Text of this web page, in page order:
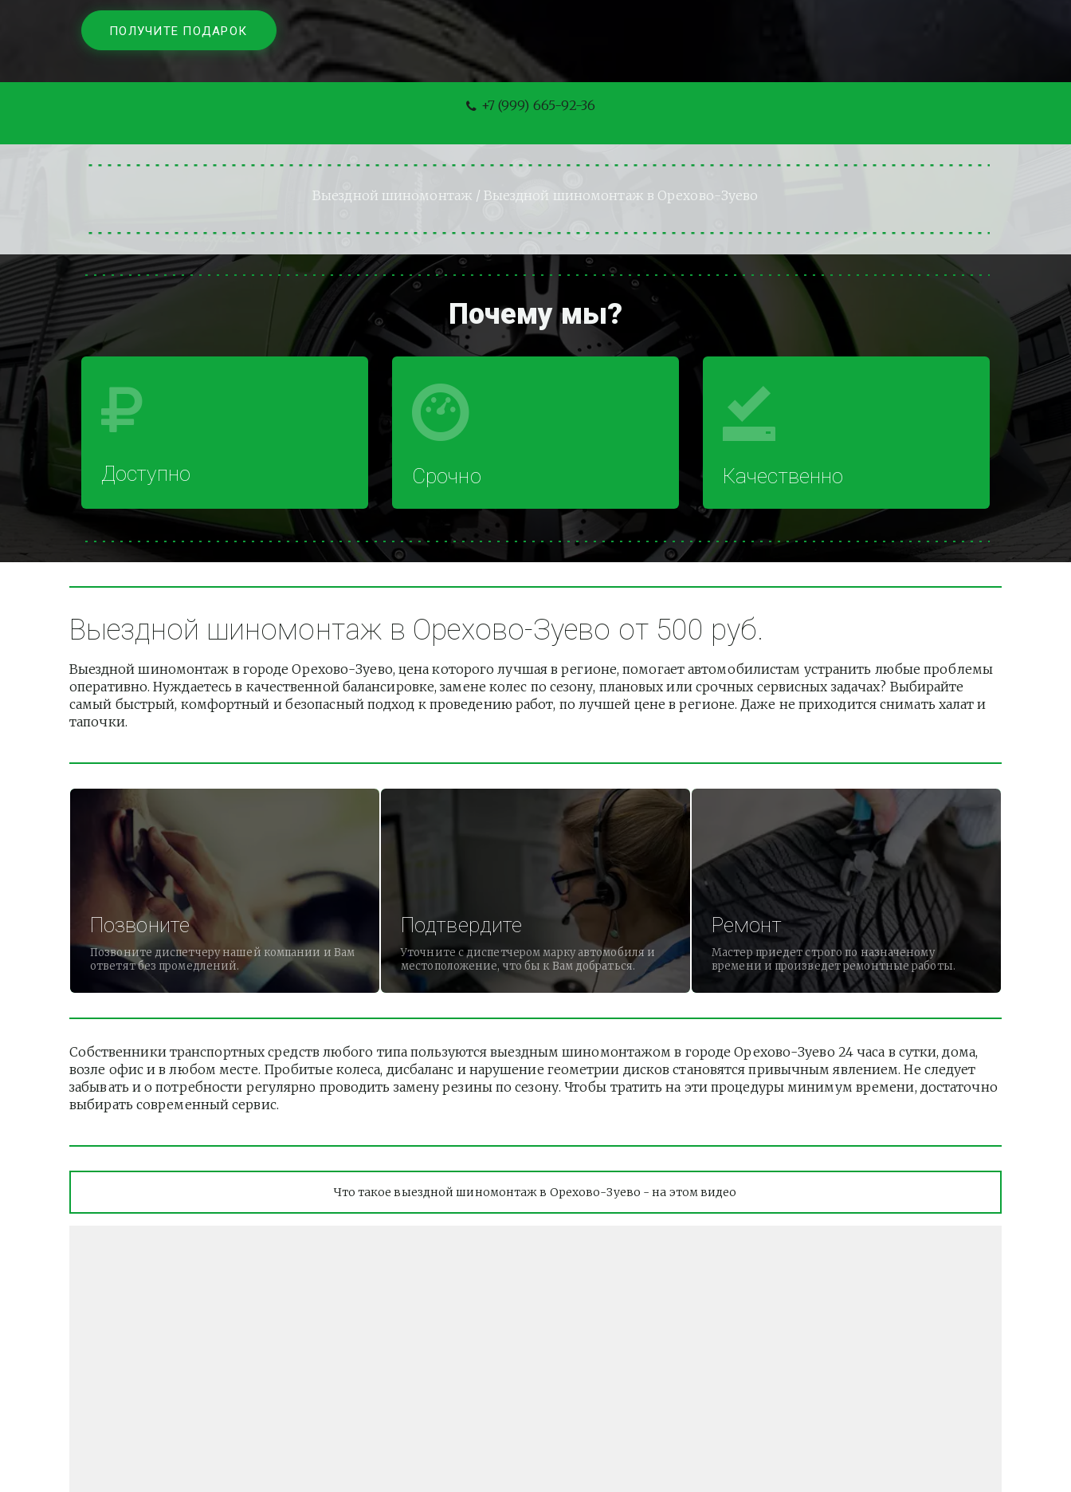
ПОЛУЧИТЕ ПОДАРОК
+7 (999) 665-92-36
Выездной шиномонтаж / Выездной шиномонтаж в Орехово-Зуево
Почему мы?
Доступно Срочно Качественно
Выездной шиномонтаж в Орехово-Зуево от 500 руб.
Выездной шиномонтаж в городе Орехово-Зуево, цена которого лучшая в регионе, помогает автомобилистам устранить любые проблемы
оперативно. Нуждаетесь в качественной балансировке, замене колес по сезону, плановых или срочных сервисных задачах? Выбирайте
самый быстрый, комфортный и безопасный подход к проведению работ, по лучшей цене в регионе. Даже не приходится снимать халат и
тапочки.
Позвоните
Позвоните диспетчеру нашей компании и Вам
ответят без промедлений.
Подтвердите
Уточните с диспетчером марку автомобиля и
местоположение, что бы к Вам добраться.
Ремонт
Мастер приедет строго по назначеному
времени и произведет ремонтные работы.
Собственники транспортных средств любого типа пользуются выездным шиномонтажом в городе Орехово-Зуево 24 часа в сутки, дома,
возле офис и в любом месте. Пробитые колеса, дисбаланс и нарушение геометрии дисков становятся привычным явлением. Не следует
забывать и о потребности регулярно проводить замену резины по сезону. Чтобы тратить на эти процедуры минимум времени, достаточно
выбирать современный сервис.
Что такое выездной шиномонтаж в Орехово-Зуево - на этом видео